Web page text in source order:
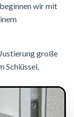
wir mit
große
Schlüssel,